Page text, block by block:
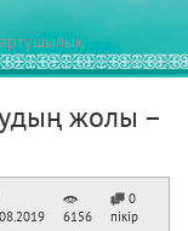
жолы –
6156
0
пікір